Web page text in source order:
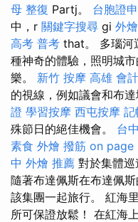
母 整復 Partj。 台胞證
中，r 關鍵字搜尋 gi 外
高考 普考 that。 多瑙河
種神奇的體驗，照明城
樂。 新竹 按摩 高雄 會
的視線，例如議會和布
證 學習按摩 西屯按摩 記
殊節日的絕佳機會。 台
素食 外燴 撥筋 on page
中 外燴 推薦 對於集體巡
隨著布達佩斯在布達佩
該集團一起旅行。 紅海
所可保證放鬆！ 在紅海